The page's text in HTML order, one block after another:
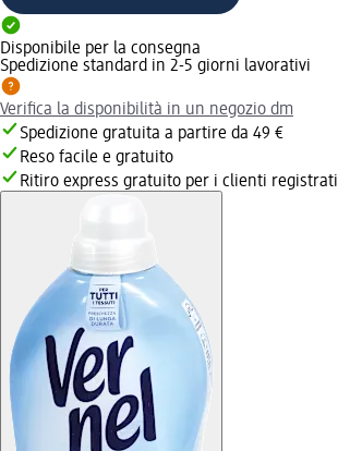
Disponibile per la consegna
Spedizione standard in 2-5 giorni lavorativi
Verifica la disponibilità in un negozio dm
Spedizione gratuita a partire da 49 €
Reso facile e gratuito
Ritiro express gratuito per i clienti registrati